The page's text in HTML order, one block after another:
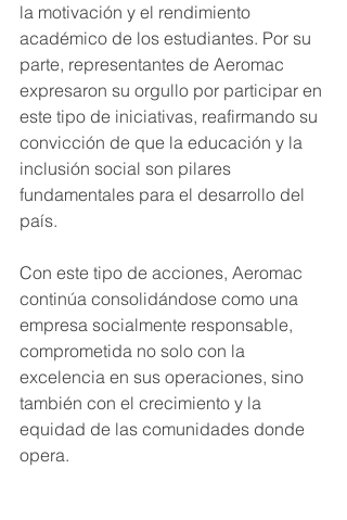
la motivación y el rendimiento
académico de los estudiantes. Por su
parte, representantes de Aeromac
expresaron su orgullo por participar en
este tipo de iniciativas, reafirmando su
convicción de que la educación y la
inclusión social son pilares
fundamentales para el desarrollo del
país.
Con este tipo de acciones, Aeromac
continúa consolidándose como una
empresa socialmente responsable,
comprometida no solo con la
excelencia en sus operaciones, sino
también con el crecimiento y la
equidad de las comunidades donde
opera.